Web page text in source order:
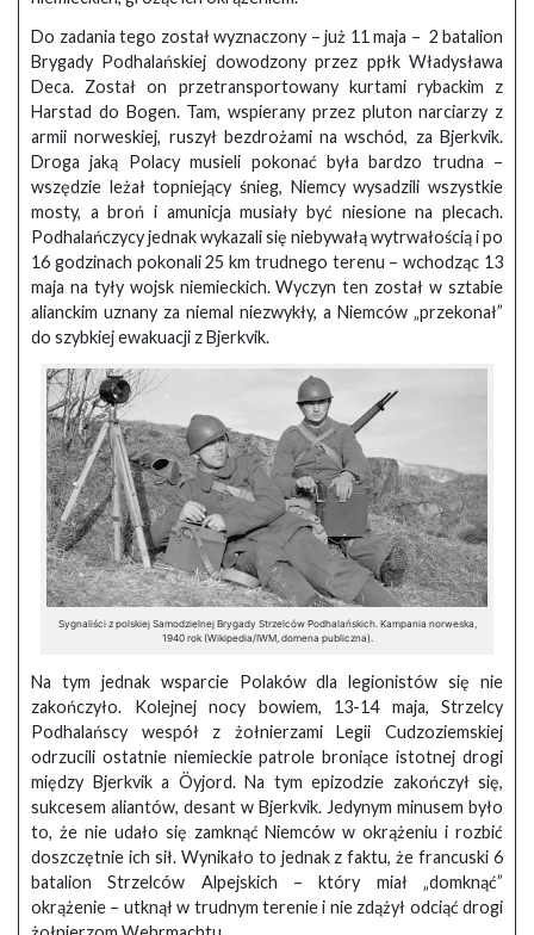
Do zadania tego został wyznaczony – już 11 maja – 2 batalion
Brygady Podhalańskiej dowodzony przez ppłk Władysława
Deca. Został on przetransportowany kurtami rybackim z
Harstad do Bogen. Tam, wspierany przez pluton narciarzy z
armii norweskiej, ruszył bezdrożami na wschód, za Bjerkvik.
Droga jaką Polacy musieli pokonać była bardzo trudna –
wszędzie leżał topniejący śnieg, Niemcy wysadzili wszystkie
mosty, a broń i amunicja musiały być niesione na plecach.
Podhalańczycy jednak wykazali się niebywałą wytrwałością i po
16 godzinach pokonali 25 km trudnego terenu – wchodząc 13
maja na tyły wojsk niemieckich. Wyczyn ten został w sztabie
alianckim uznany za niemal niezwykły, a Niemców „przekonał”
do szybkiej ewakuacji z Bjerkvik.
Sygnaliści z polskiej Samodzielnej Brygady Strzelców Podhalańskich. Kampania norweska,
1940 rok (Wikipedia/IWM, domena publiczna).
Na tym jednak wsparcie Polaków dla legionistów się nie
zakończyło. Kolejnej nocy bowiem, 13-14 maja, Strzelcy
Podhalańscy wespół z żołnierzami Legii Cudzoziemskiej
odrzucili ostatnie niemieckie patrole broniące istotnej drogi
między Bjerkvik a Öyjord. Na tym epizodzie zakończył się,
sukcesem aliantów, desant w Bjerkvik. Jedynym minusem było
to, że nie udało się zamknąć Niemców w okrążeniu i rozbić
doszczętnie ich sił. Wynikało to jednak z faktu, że francuski 6
batalion Strzelców Alpejskich – który miał „domknąć”
okrążenie – utknął w trudnym terenie i nie zdążył odciąć drogi